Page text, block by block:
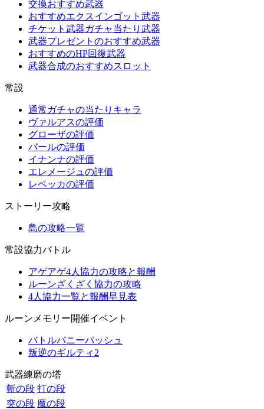
交換おすすめ武器
おすすめエクスインゴット武器
チケット武器ガチャ当たり武器
武器プレゼントのおすすめ武器
おすすめのHP回復武器
武器合成のおすすめスロット
常設
通常ガチャの当たりキャラ
ヴァルアスの評価
グローザの評価
バールの評価
イナンナの評価
エレメージュの評価
レベッカの評価
ストーリー攻略
島の攻略一覧
常設協力バトル
アゲアゲ4人協力の攻略と報酬
ルーンざくざく協力の攻略
4人協力一覧と報酬早見表
ルーンメモリー開催イベント
バトルバニーバッシュ
叛逆のギルティ2
武器練磨の塔
斬の段 打の段
突の段 魔の段